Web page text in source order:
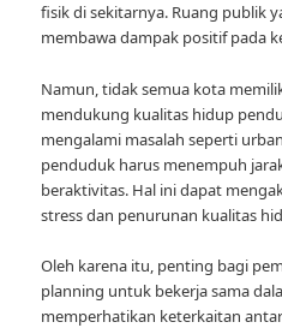
fisik di sekitarnya. Ruang publik
membawa dampak positif pada
Namun, tidak semua kota
mendukung kualitas hidup
mengalami masalah seperti
penduduk harus menempuh
beraktivitas. Hal ini dapat
stress dan penurunan kualitas
Oleh karena itu, penting bagi
planning untuk bekerja sama
memperhatikan keterkaitan